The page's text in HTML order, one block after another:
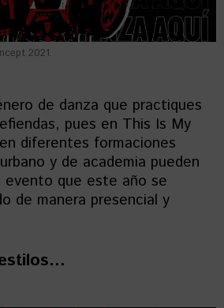
2021.
de danza que practiques
pues en This Is My
diferentes formaciones
urbano y de academia pueden
que este año se
de manera presencial y
…